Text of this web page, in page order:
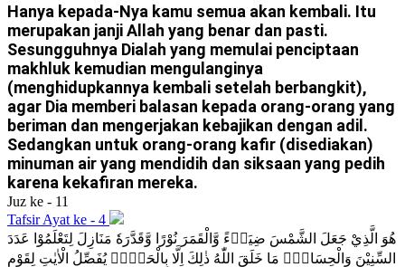
Hanya kepada-Nya kamu semua akan kembali. Itu
merupakan janji Allah yang benar dan pasti.
Sesungguhnya Dialah yang memulai penciptaan
makhluk kemudian mengulanginya
(menghidupkannya kembali setelah berbangkit),
agar Dia memberi balasan kepada orang-orang yang
beriman dan mengerjakan kebajikan dengan adil.
Sedangkan untuk orang-orang kafir (disediakan)
minuman air yang mendidih dan siksaan yang pedih
karena kekafiran mereka.
Juz ke - 11
Tafsir Ayat ke - 4
هُوَ الَّذِيْ جَعَلَ الشَّمْسَ ضِيَاۤءً وَّالْقَمَرَ نُوْرًا وَّقَدَّرَهٗ مَنَازِلَ لِتَعْلَمُوْا عَدَدَ
السِّنِيْنَ وَالْحِسَابَۗ مَا خَلَقَ اللّٰهُ ذٰلِكَ اِلَّا بِالْحَقِّۗ يُفَصِّلُ الْاٰيٰتِ لِقَوْمٍ